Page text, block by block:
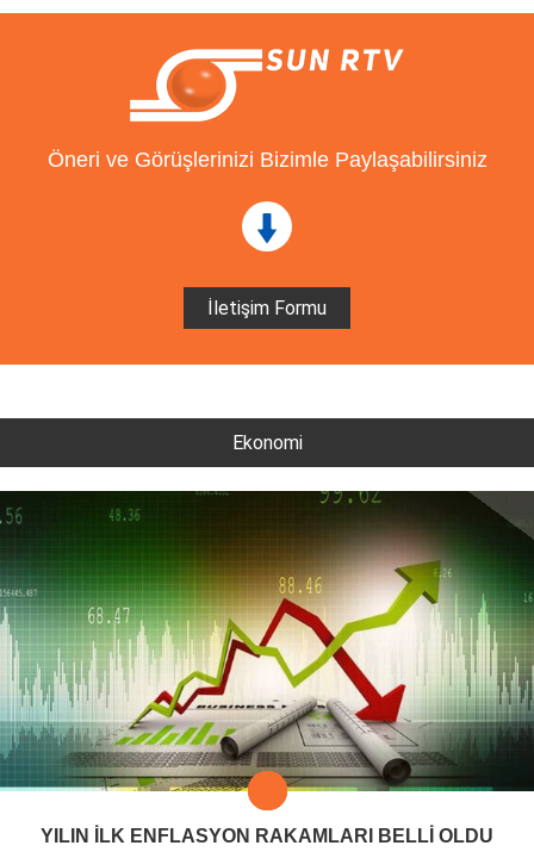
Öneri ve Görüşlerinizi Bizimle Paylaşabilirsiniz
İletişim Formu
Ekonomi
YILIN İLK ENFLASYON RAKAMLARI BELLİ OLDU